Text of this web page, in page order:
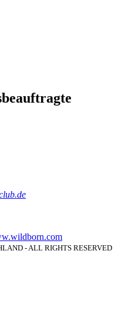
- ALL RIGHTS RESERVED